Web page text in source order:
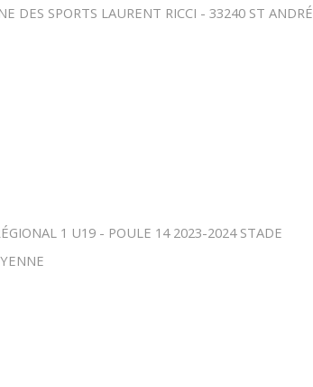
DES SPORTS LAURENT RICCI - 33240 ST ANDRÉ
1 U19 - POULE 14 2023-2024 STADE